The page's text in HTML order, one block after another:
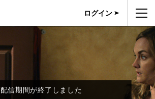
ログイン
配信期間が終了しました